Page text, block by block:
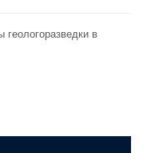
геологоразведки в